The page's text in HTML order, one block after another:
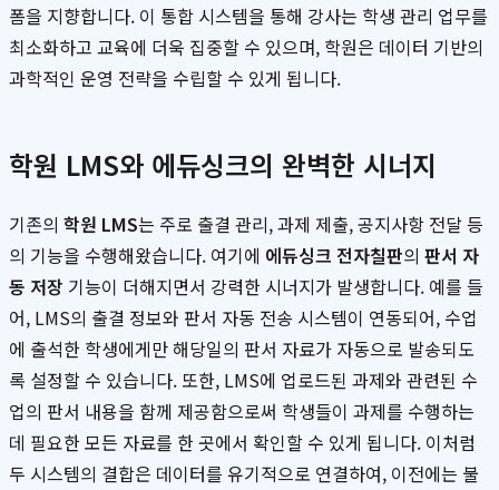
폼을 지향합니다. 이 통합 시스템을 통해 강사는 학생 관리 업무를
최소화하고 교육에 더욱 집중할 수 있으며, 학원은 데이터 기반의
과학적인 운영 전략을 수립할 수 있게 됩니다.
학원 LMS와 에듀싱크의 완벽한 시너지
기존의 학원 LMS는 주로 출결 관리, 과제 제출, 공지사항 전달 등
의 기능을 수행해왔습니다. 여기에 에듀싱크 전자칠판의 판서 자
동 저장 기능이 더해지면서 강력한 시너지가 발생합니다. 예를 들
어, LMS의 출결 정보와 판서 자동 전송 시스템이 연동되어, 수업
에 출석한 학생에게만 해당일의 판서 자료가 자동으로 발송되도
록 설정할 수 있습니다. 또한, LMS에 업로드된 과제와 관련된 수
업의 판서 내용을 함께 제공함으로써 학생들이 과제를 수행하는
데 필요한 모든 자료를 한 곳에서 확인할 수 있게 됩니다. 이처럼
두 시스템의 결합은 데이터를 유기적으로 연결하여, 이전에는 불